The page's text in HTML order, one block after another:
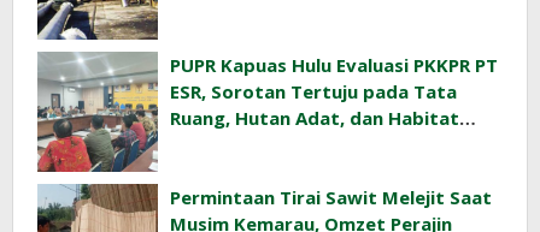
PUPR Kapuas Hulu Evaluasi PKKPR PT
ESR, Sorotan Tertuju pada Tata
Ruang, Hutan Adat, dan Habitat
Permintaan Tirai Sawit Melejit Saat
Musim Kemarau, Omzet Perajin